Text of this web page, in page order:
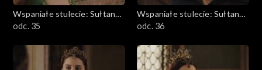
Wspaniałe stulecie: Sułtanka
Kösem
odc. 35
Wspaniałe stulecie: Sułtanka
Kösem
odc. 36